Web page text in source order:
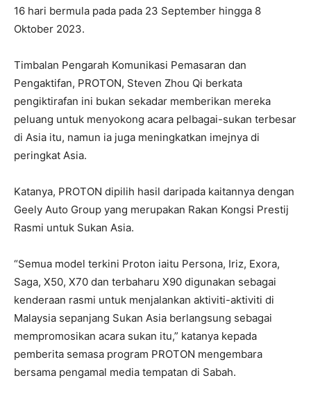
16 hari bermula pada pada 23 September hingga 8
Oktober 2023.
Timbalan Pengarah Komunikasi Pemasaran dan
Pengaktifan, PROTON, Steven Zhou Qi berkata
pengiktirafan ini bukan sekadar memberikan mereka
peluang untuk menyokong acara pelbagai-sukan terbesar
di Asia itu, namun ia juga meningkatkan imejnya di
peringkat Asia.
Katanya, PROTON dipilih hasil daripada kaitannya dengan
Geely Auto Group yang merupakan Rakan Kongsi Prestij
Rasmi untuk Sukan Asia.
“Semua model terkini Proton iaitu Persona, Iriz, Exora,
Saga, X50, X70 dan terbaharu X90 digunakan sebagai
kenderaan rasmi untuk menjalankan aktiviti-aktiviti di
Malaysia sepanjang Sukan Asia berlangsung sebagai
mempromosikan acara sukan itu,” katanya kepada
pemberita semasa program PROTON mengembara
bersama pengamal media tempatan di Sabah.